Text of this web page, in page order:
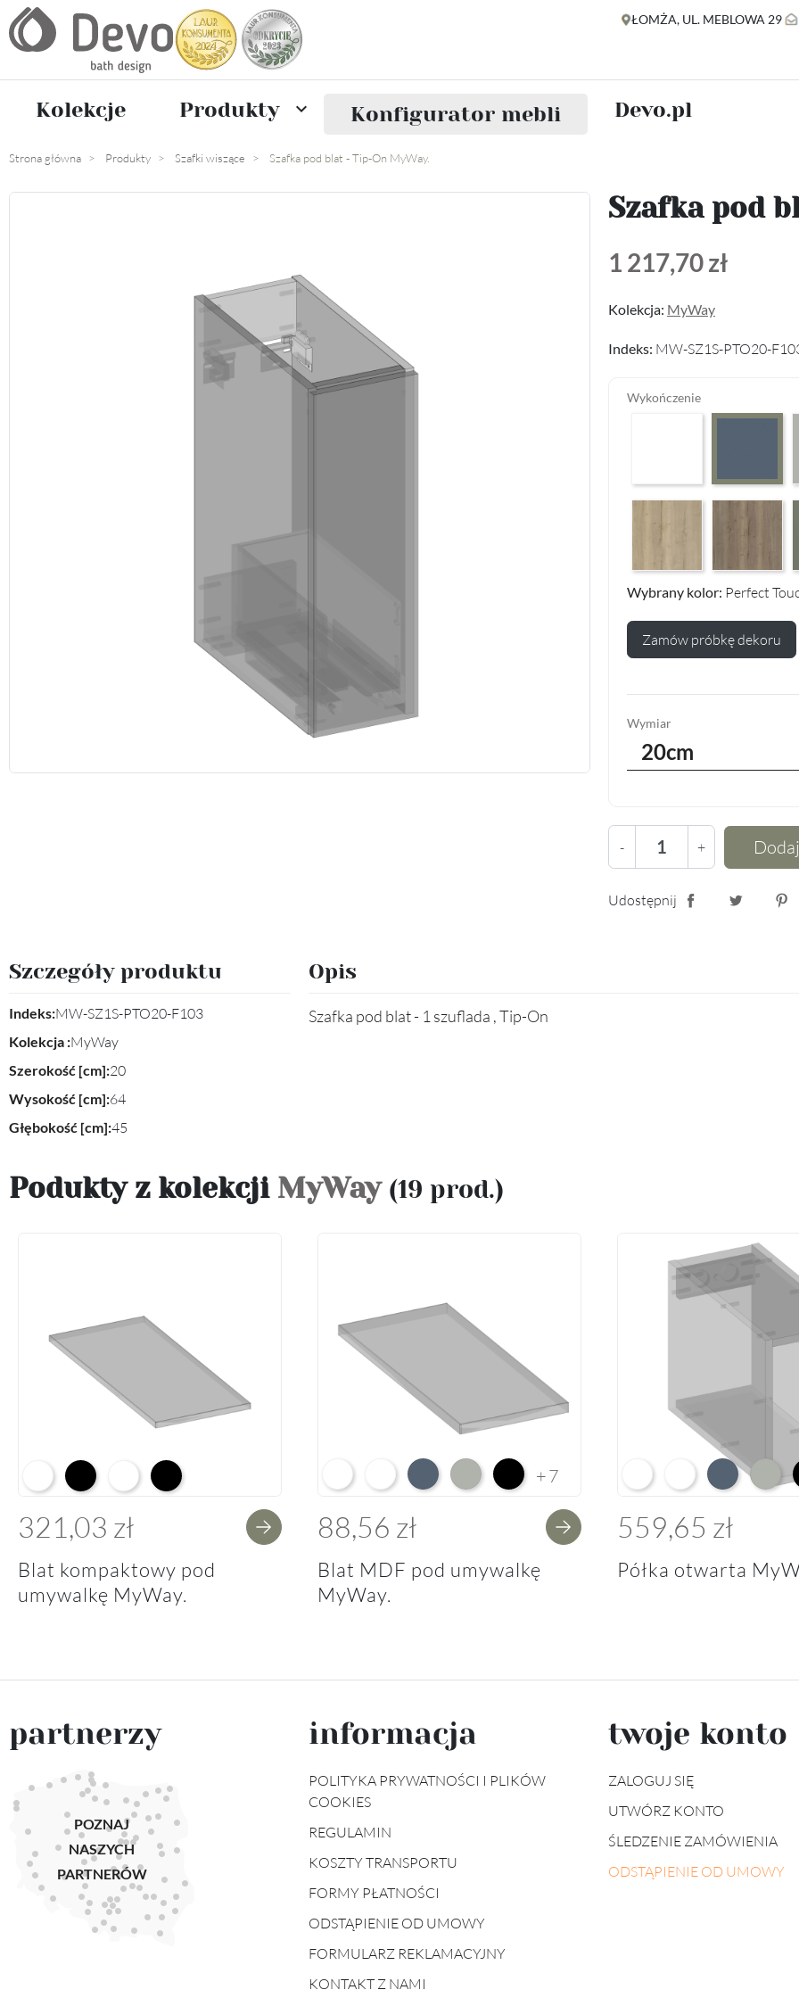
ŁOMŻA, UL. MEBLOWA 29
Kolekcje Produkty  Konfigurator mebli Devo.pl
Strona główna Produkty Szafki wiszące Szafka pod blat - Tip-On MyWay.
Szafka pod
1 217,70 zł
Kolekcja: MyWay
Indeks: MW-SZ1S-PTO20-
Wykończenie
Arctic White HG F01
Wybrany kolor: Perfect
Zamów próbkę dekoru
Wymiar
20cm
- +
Udostępnij
Szczegóły produktu
Indeks:MW-SZ1S-PTO20-F103
Kolekcja :MyWay
Szerokość [cm]:20
Wysokość [cm]:64
Głębokość [cm]:45
Opis
Szafka pod blat - 1 szuflada , Tip-On
Podukty z kolekcji MyWay (19 prod.)
Alpine White K02
Black K16Alpine White Struktura K37
K14 Soft Black
321,03 zł
Blat kompaktowy pod
umywalkę MyWay.
Arctic White HG F01
Premium White Supermatt F83
Perfect Touch Parisian Blue F103
Perfect Touch Stahlgrau F105
Czarny Mat Orchidea Nera F56
+7
88,56 zł
Blat MDF pod umywalkę
MyWay.
Arctic White L04Premium White
Perfect Touch
559,65 zł
Półka otwarta
partnerzy
POZNAJ
NASZYCH
PARTNERÓW
informacja
POLITYKA PRYWATNOŚCI I PLIKÓW
COOKIES
REGULAMIN
KOSZTY TRANSPORTU
FORMY PŁATNOŚCI
ODSTĄPIENIE OD UMOWY
FORMULARZ REKLAMACYJNY
KONTAKT Z NAMI
twoje konto
ZALOGUJ SIĘ
UTWÓRZ KONTO
ŚLEDZENIE ZAMÓWIENIA
ODSTĄPIENIE OD UMOWY